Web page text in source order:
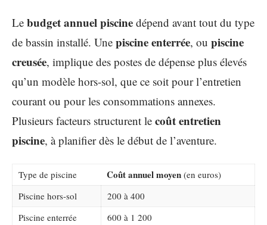
Le budget annuel piscine dépend avant tout du type
de bassin installé. Une piscine enterrée, ou piscine
creusée, implique des postes de dépense plus élevés
qu’un modèle hors-sol, que ce soit pour l’entretien
courant ou pour les consommations annexes.
Plusieurs facteurs structurent le coût entretien
piscine, à planifier dès le début de l’aventure.
Type de piscine Coût annuel moyen (en euros)
Piscine hors-sol
200 à 400
Piscine enterrée
600 à 1 200